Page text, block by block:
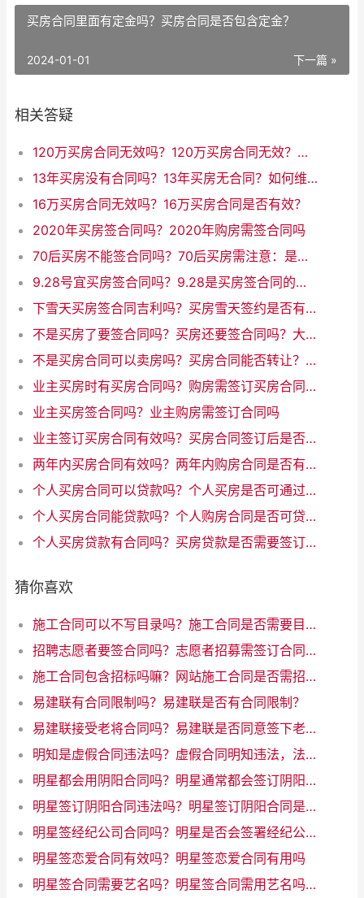
买房合同里面有定金吗？买房合同是否包含定金？
下一篇 »
2024-01-01
相关答疑
120万买房合同无效吗？120万买房合同无效？真相揭晓！
13年买房没有合同吗？13年买房无合同？如何维护自身权益
16万买房合同无效吗？16万买房合同是否有效？
2020年买房签合同吗？2020年购房需签合同吗
70后买房不能签合同吗？70后买房需注意：是否可以签订合同？
9.28号宜买房签合同吗？9.28是买房签合同的好时间吗？
下雪天买房签合同吉利吗？买房雪天签约是否有利？
不是买房了要签合同吗？买房还要签合同吗？大家都关心的问题！
不是买房合同可以卖房吗？买房合同能否转让？解析合同可否转卖的问题。
业主买房时有买房合同吗？购房需签订买房合同吗？
业主买房签合同吗？业主购房需签订合同吗
业主签订买房合同有效吗？买房合同签订后是否有效
两年内买房合同有效吗？两年内购房合同是否有效？
个人买房合同可以贷款吗？个人买房是否可通过贷款实现
个人买房合同能贷款吗？个人购房合同是否可贷款
个人买房贷款有合同吗？买房贷款是否需要签订合同？
猜你喜欢
施工合同可以不写目录吗？施工合同是否需要目录？优化互联网写作标题
招聘志愿者要签合同吗？志愿者招募需签订合同吗
施工合同包含招标吗嘛？网站施工合同是否需招标？解析一下规定！
易建联有合同限制吗？易建联是否有合同限制？
易建联接受老将合同吗？易建联是否同意签下老将合同
明知是虚假合同违法吗？虚假合同明知违法，法律禁止行为
明星都会用阴阳合同吗？明星通常都会签订阴阳合同吗？
明星签订阴阳合同违法吗？明星签订阴阳合同是否违法？
明星签经纪公司合同吗？明星是否会签署经纪公司合同？
明星签恋爱合同有效吗？明星签恋爱合同有用吗
明星签合同需要艺名吗？明星签合同需用艺名吗？